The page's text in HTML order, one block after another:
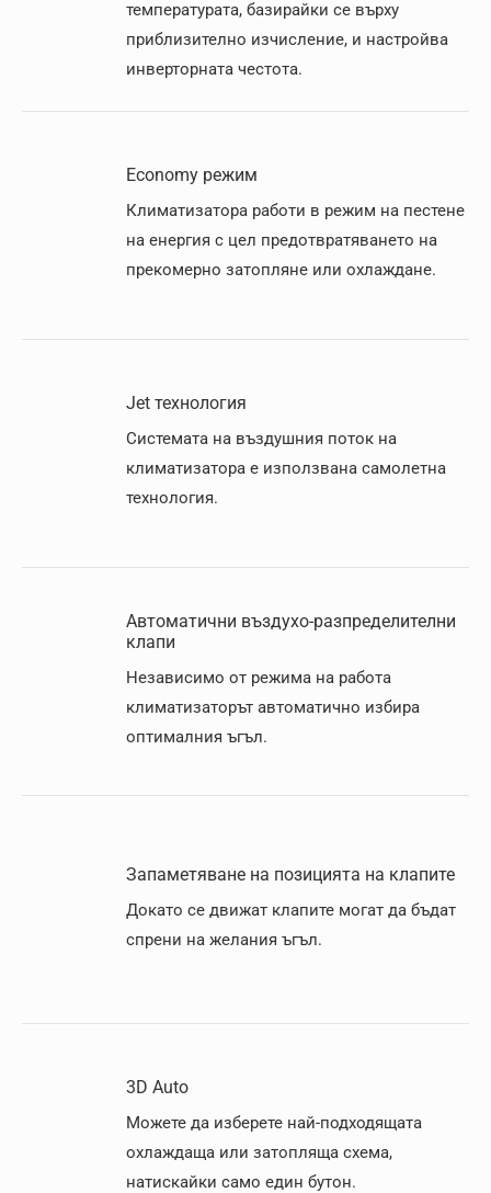
температурата, базирайки се върху
приблизително изчисление, и настройва
инверторната честота.
Economy режим
Климатизатора работи в режим на пестене
на енергия с цел предотвратяването на
прекомерно затопляне или охлаждане.
Jet технология
Системата на въздушния поток на
климатизатора е използвана самолетна
технолoгия.
Автоматични въздухо-разпределителни
клапи
Независимо от режима на работа
климатизаторът автоматично избира
оптималния ъгъл.
Запаметяване на позицията на клапите
Докато се движат клапите могат да бъдат
спрени на желания ъгъл.
3D Auto
Можете да изберете най-подходящата
охлаждаща или затопляща схема,
натискайки само един бутон.